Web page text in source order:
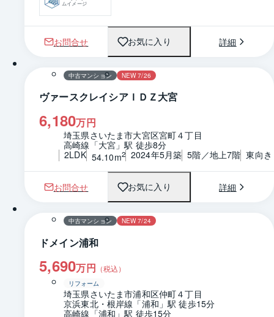
ムイメージ
お問合せ お気に入り 詳細
1 / 0 間取り
中古マンション NEW 7/26
ヴァースクレイシアＩＤＺ大宮
6,180万円
埼玉県さいたま市大宮区宮町４丁目
高崎線「大宮」駅 徒歩8分
2LDK 54.10m2 2024年5月築 5階／地上7階 東向き
お問合せ お気に入り 詳細
1 / 0 間取り
中古マンション NEW 7/24
ドメイン浦和
5,690万円 （税込）
リフォーム
埼玉県さいたま市浦和区仲町４丁目
京浜東北・根岸線「浦和」駅 徒歩15分
高崎線「浦和」駅 徒歩15分